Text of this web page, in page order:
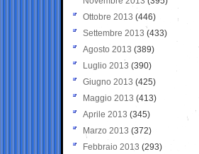
Ottobre 2013 (446)
Settembre 2013 (433)
Agosto 2013 (389)
Luglio 2013 (390)
Giugno 2013 (425)
Maggio 2013 (413)
Aprile 2013 (345)
Marzo 2013 (372)
Febbraio 2013 (293)